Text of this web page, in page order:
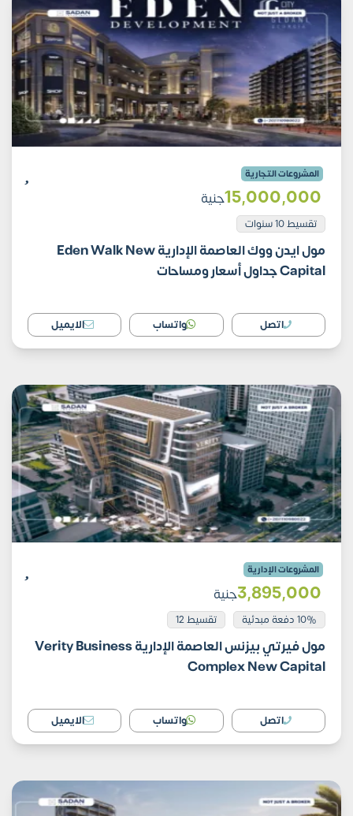
المشروعات التجارية
15٬000٬000جنية
تقسيط 10 سنوات
مول ايدن ووك العاصمة الإدارية Eden Walk New
Capital جداول أسعار ومساحات
اتصل واتساب الايميل
المشروعات الإدارية
3٬895٬000جنية
10% دفعة مبدئية تقسيط 12
مول فيرتي بيزنس العاصمة الإدارية Verity Business
Complex New Capital
اتصل واتساب الايميل